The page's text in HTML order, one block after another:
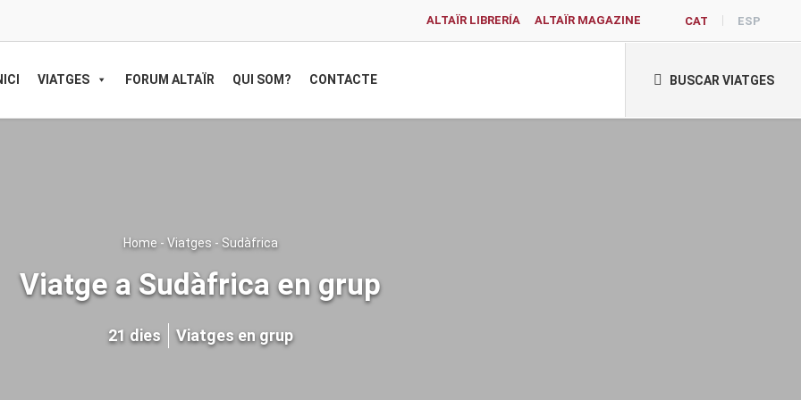
ALTAÏR LIBRERÍA ALTAÏR MAGAZINE CAT ESP
VIATGES FORUM ALTAÏR QUI SOM? CONTACTE BUSCAR VIATGES
Home - Viatges - Sudàfrica
Viatge a Sudàfrica en grup
21 dies Viatges en grup